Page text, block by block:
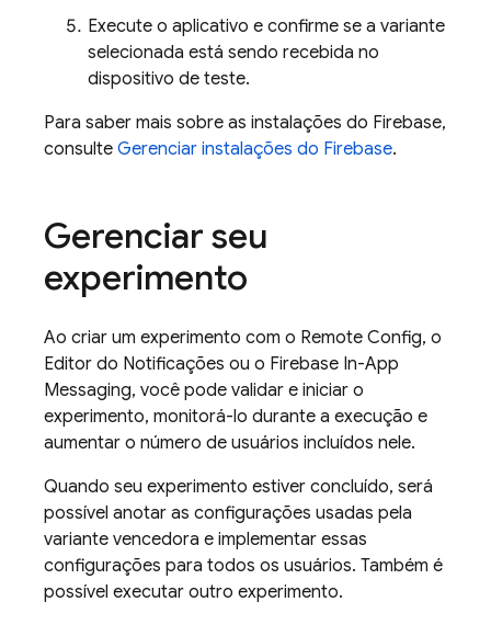
Execute o aplicativo e confirme se a variante
selecionada está sendo recebida no
dispositivo de teste.
Para saber mais sobre as instalações do Firebase,
consulte Gerenciar instalações do Firebase.
Gerenciar seu
experimento
Ao criar um experimento com o Remote Config, o
Editor do Notificações ou o Firebase In-App
Messaging, você pode validar e iniciar o
experimento, monitorá-lo durante a execução e
aumentar o número de usuários incluídos nele.
Quando seu experimento estiver concluído, será
possível anotar as configurações usadas pela
variante vencedora e implementar essas
configurações para todos os usuários. Também é
possível executar outro experimento.